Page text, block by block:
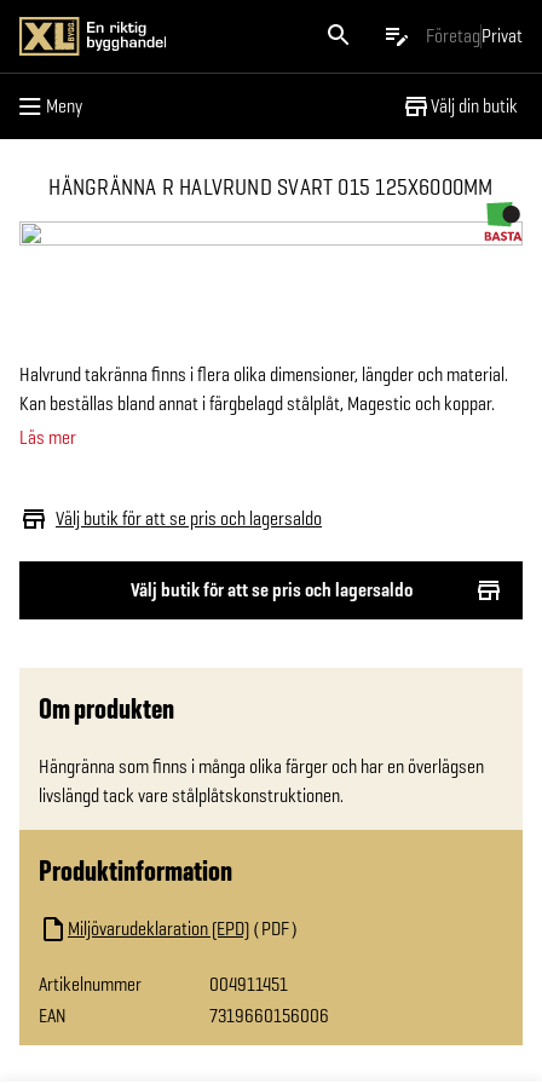
FöretagPrivat
Meny Välj din butik
Meny
HÄNGRÄNNA R HALVRUND SVART 015 125X6000MM
Välj butik för att se pris och lagersaldo
Välj butik för att se pris och lagersaldo
Halvrund takränna finns i flera olika dimensioner, längder och material.
Kan beställas bland annat i färgbelagd stålplåt, Magestic och koppar.
Läs mer
Om produkten
Hängränna som finns i många olika färger och har en överlägsen
livslängd tack vare stålplåtskonstruktionen.
Produktinformation
Miljövarudeklaration (EPD) PDF
Artikelnummer
004911451
EAN
7319660156006